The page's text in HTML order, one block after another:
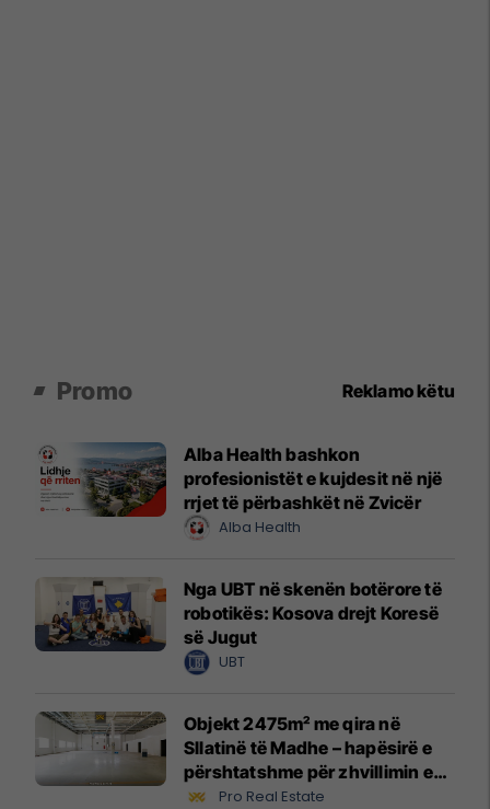
Promo Reklamo këtu
Alba Health bashkon
profesionistët e kujdesit në një
rrjet të përbashkët në Zvicër
Alba Health
Nga UBT në skenën botërore të
robotikës: Kosova drejt Koresë
së Jugut
UBT
Objekt 2475m² me qira në
Sllatinë të Madhe – hapësirë e
përshtatshme për zhvillimin e
biznesit #16068
Pro Real Estate